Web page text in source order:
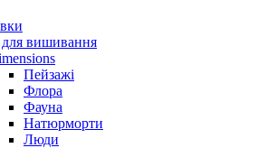
вишивання
Пейзажі
Флора
Фауна
Натюрморти
Люди